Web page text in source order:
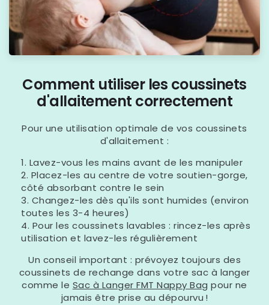
Comment utiliser les coussinets
d'allaitement correctement
Pour une utilisation optimale de vos coussinets
d'allaitement :
Lavez-vous les mains avant de les manipuler
Placez-les au centre de votre soutien-gorge,
côté absorbant contre le sein
Changez-les dès qu'ils sont humides (environ
toutes les 3-4 heures)
Pour les coussinets lavables : rincez-les après
utilisation et lavez-les régulièrement
Un conseil important : prévoyez toujours des
coussinets de rechange dans votre sac à langer
comme le Sac à Langer FMT Nappy Bag pour ne
jamais être prise au dépourvu !